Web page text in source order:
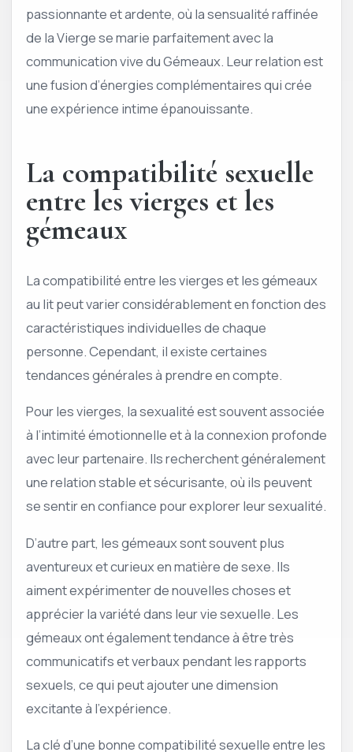
passionnante et ardente, où la sensualité raffinée
de la Vierge se marie parfaitement avec la
communication vive du Gémeaux. Leur relation est
une fusion d’énergies complémentaires qui crée
une expérience intime épanouissante.
La compatibilité sexuelle
entre les vierges et les
gémeaux
La compatibilité entre les vierges et les gémeaux
au lit peut varier considérablement en fonction des
caractéristiques individuelles de chaque
personne. Cependant, il existe certaines
tendances générales à prendre en compte.
Pour les vierges, la sexualité est souvent associée
à l’intimité émotionnelle et à la connexion profonde
avec leur partenaire. Ils recherchent généralement
une relation stable et sécurisante, où ils peuvent
se sentir en confiance pour explorer leur sexualité.
D’autre part, les gémeaux sont souvent plus
aventureux et curieux en matière de sexe. Ils
aiment expérimenter de nouvelles choses et
apprécier la variété dans leur vie sexuelle. Les
gémeaux ont également tendance à être très
communicatifs et verbaux pendant les rapports
sexuels, ce qui peut ajouter une dimension
excitante à l’expérience.
La clé d’une bonne compatibilité sexuelle entre les